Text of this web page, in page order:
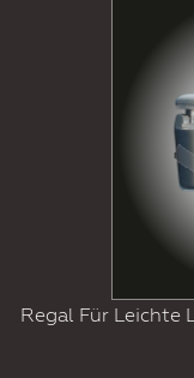
Regal Für Leichte